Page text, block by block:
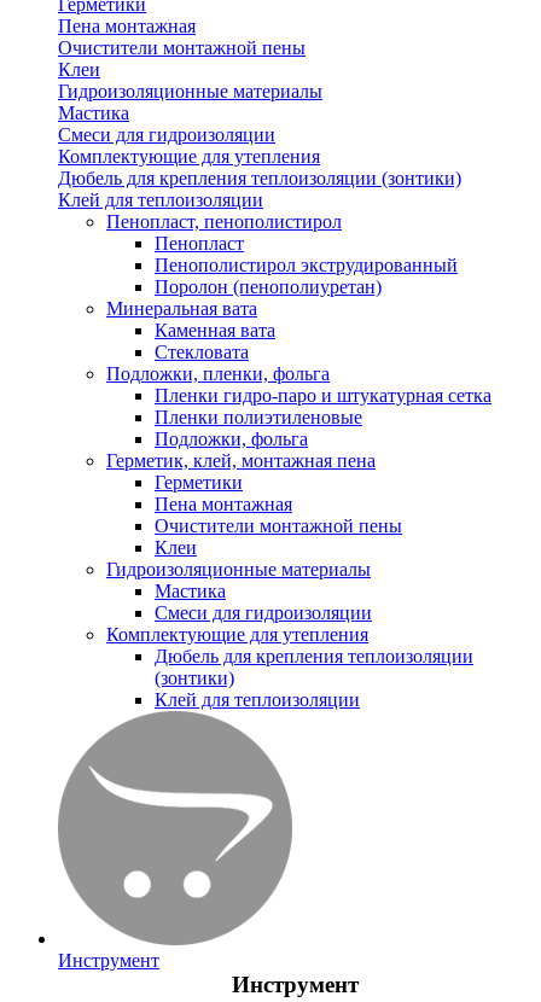
Герметики
Пена монтажная
Очистители монтажной пены
Клеи
Гидроизоляционные материалы
Мастика
Смеси для гидроизоляции
Комплектующие для утепления
Дюбель для крепления теплоизоляции (зонтики)
Клей для теплоизоляции
Пенопласт, пенополистирол
Пенопласт
Пенополистирол экструдированный
Поролон (пенополиуретан)
Минеральная вата
Каменная вата
Стекловата
Подложки, пленки, фольга
Пленки гидро-паро и штукатурная сетка
Пленки полиэтиленовые
Подложки, фольга
Герметик, клей, монтажная пена
Герметики
Пена монтажная
Очистители монтажной пены
Клеи
Гидроизоляционные материалы
Мастика
Смеси для гидроизоляции
Комплектующие для утепления
Дюбель для крепления теплоизоляции
(зонтики)
Клей для теплоизоляции
Инструмент
Инструмент